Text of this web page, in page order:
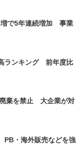
で5年連続増加 事業
ランキング 前年度比
棄を禁止 大企業が対
・海外販売などを強